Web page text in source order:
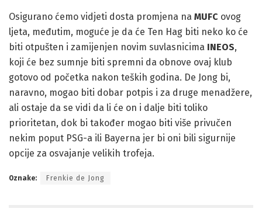
Osigurano ćemo vidjeti dosta promjena na MUFC ovog
ljeta, međutim, moguće je da će Ten Hag biti neko ko će
biti otpušten i zamijenjen novim suvlasnicima INEOS,
koji će bez sumnje biti spremni da obnove ovaj klub
gotovo od početka nakon teških godina. De Jong bi,
naravno, mogao biti dobar potpis i za druge menadžere,
ali ostaje da se vidi da li će on i dalje biti toliko
prioritetan, dok bi također mogao biti više privučen
nekim poput PSG-a ili Bayerna jer bi oni bili sigurnije
opcije za osvajanje velikih trofeja.
Oznake: Frenkie de Jong